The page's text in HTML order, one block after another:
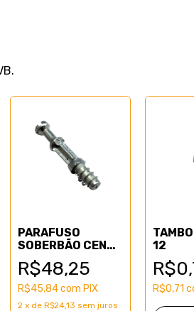
PARAFUSO
SOBERBÃO CENTO
(MINIFIX)
R$48,25
R$45,84com PIX
2 x de R$24,13 sem juros
12
R$0,71